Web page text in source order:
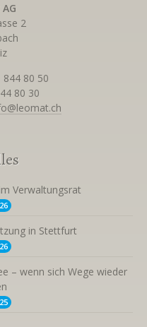
2
80 50
80 30
Verwaltungsrat
in Stettfurt
– wenn sich Wege wieder